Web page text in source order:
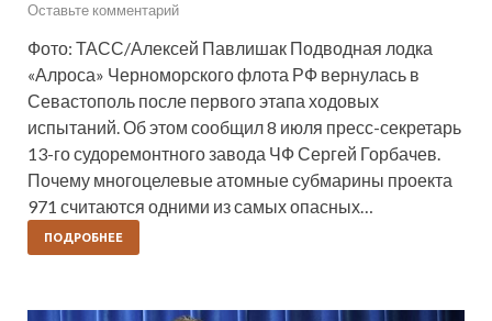
Оставьте комментарий
Фото: ТАСС/Алексей Павлишак Подводная лодка
«Алроса» Черноморского флота РФ вернулась в
Севастополь после первого этапа ходовых
испытаний. Об этом сообщил 8 июля пресс-секретарь
13-го судоремонтного завода ЧФ Сергей Горбачев.
Почему многоцелевые атомные субмарины проекта
971 считаются одними из самых опасных…
ПОДРОБНЕЕ